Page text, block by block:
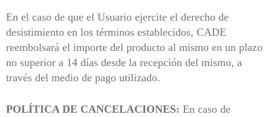
En el caso de que el Usuario ejercite el derecho de
desistimiento en los términos establecidos, CADE
reembolsará el importe del producto al mismo en un plazo
no superior a 14 días desde la recepción del mismo, a
través del medio de pago utilizado.
POLÍTICA DE CANCELACIONES: En caso de